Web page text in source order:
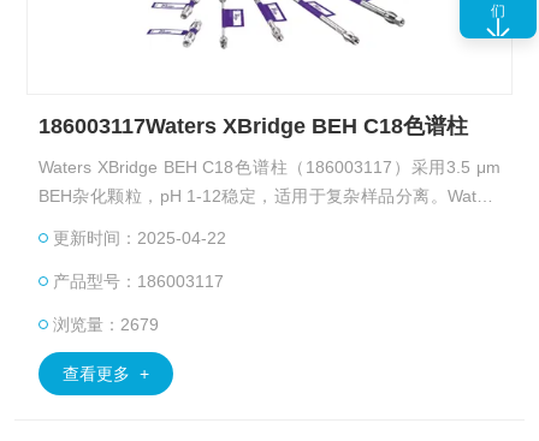
186003117Waters XBridge BEH C18色谱柱
Waters XBridge BEH C18色谱柱（186003117）采用3.5 μm
BEH杂化颗粒，pH 1-12稳定，适用于复杂样品分离。Waters
更新时间：2025-04-22
产品型号：186003117
浏览量：2679
查看更多 +
们